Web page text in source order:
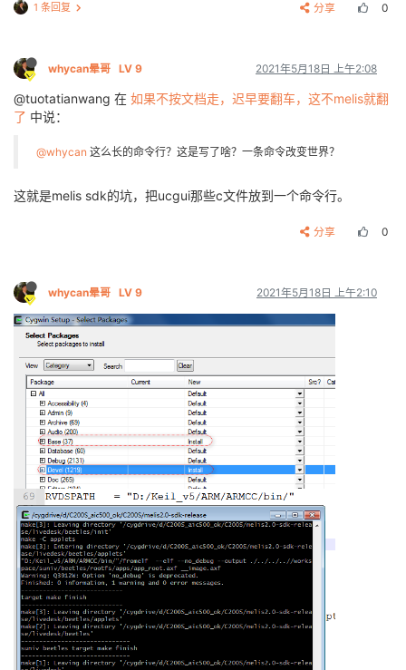
1 条回复 分享 0
whycan晕哥 LV 9 2021年5月18日 上午2:08
@tuotatianwang 在 如果不按文档走，迟早要翻车，这不melis就翻
了 中说：
@whycan 这么长的命令行？这是写了啥？一条命令改变世界？
这就是melis sdk的坑，把ucgui那些c文件放到一个命令行。
分享 0
whycan晕哥 LV 9 2021年5月18日 上午2:10